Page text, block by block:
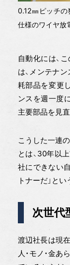
0.12㎜ピッチ
仕様のワイヤ放
自動化には、
は、メンテナ
耗部品を変更
ンスを週一度
主要部品を見
こうした一連
とは、30年以
社にできない
トナーだ」とい
次世代
渡辺社長は現
人・モノ・金